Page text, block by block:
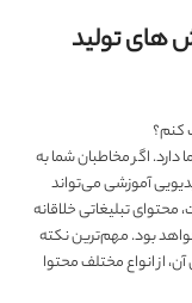
های تولید
کنم؟
اگر مخاطبان شما به
آموزشی می‌تواند
تبلیغاتی خلاقانه
خواهد بود. مهم‌ترین نکته
از انواع مختلف محتوا